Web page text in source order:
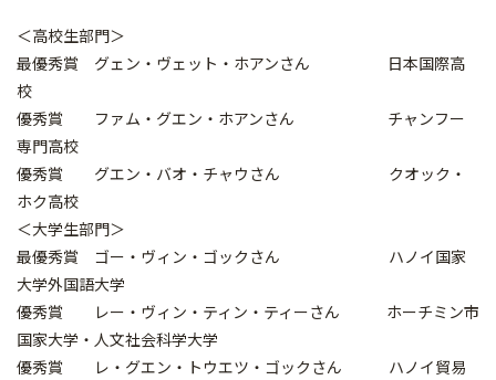
＜高校生部門＞
最優秀賞 グェン・ヴェット・ホアンさん 日本国際高
校
優秀賞 ファム・グエン・ホアンさん チャンフー
専門高校
優秀賞 グエン・バオ・チャウさん クオック・
ホク高校
＜大学生部門＞
最優秀賞 ゴー・ヴィン・ゴックさん ハノイ国家
大学外国語大学
優秀賞 レー・ヴィン・ティン・ティーさん ホーチミン市
国家大学・人文社会科学大学
優秀賞 レ・グエン・トウエツ・ゴックさん ハノイ貿易